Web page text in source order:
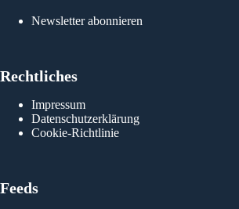
Newsletter abonnieren
Rechtliches
Impressum
Datenschutzerklärung
Cookie-Richtlinie
Feeds